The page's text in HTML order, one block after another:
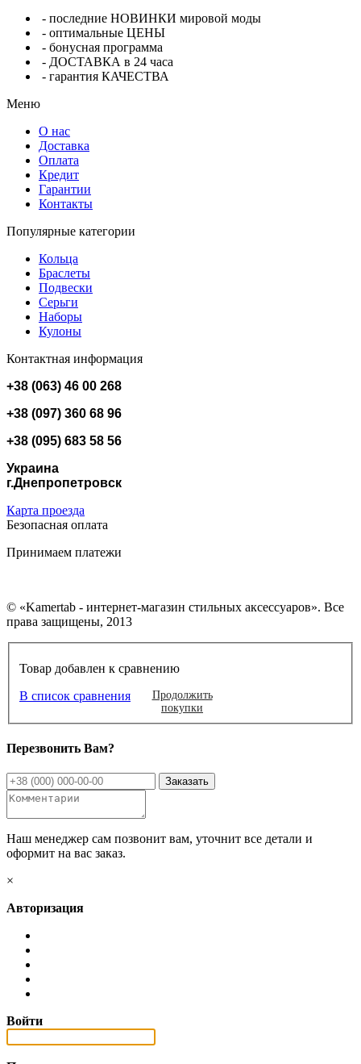
- последние НОВИНКИ мировой моды
- оптимальные ЦЕНЫ
- бонусная программа
- ДОСТАВКА в 24 часа
- гарантия КАЧЕСТВА
Меню
О нас
Доставка
Оплата
Кредит
Гарантии
Контакты
Популярные категории
Кольца
Браслеты
Подвески
Серьги
Наборы
Кулоны
Контактная информация
+38 (063) 46 00 268
+38 (097) 360 68 96
+38 (095) 683 58 56
Украина
г.Днепропетровск
Карта проезда
Безопасная оплата
Принимаем платежи
© «Kamertab - интернет-магазин стильных аксессуаров». Все
права защищены, 2013
Товар добавлен к сравнению
В список сравнения
Продолжить
покупки
Перезвонить Вам?
Наш менеджер сам позвонит вам, уточнит все детали и
оформит на вас заказ.
×
Авторизация
Войти